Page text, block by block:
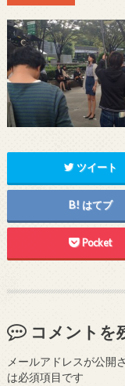
ツイート
はてブ
Pocket
コメントを
メールアドレスが公開
は必須項目です